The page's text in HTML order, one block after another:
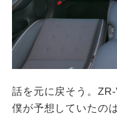
話を元に戻そう。
僕が予想していたの